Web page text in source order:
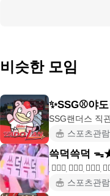
비슷한 모임
✨SSG⚾️야
스포츠관람
쓱덕쓱덕
스포츠관람